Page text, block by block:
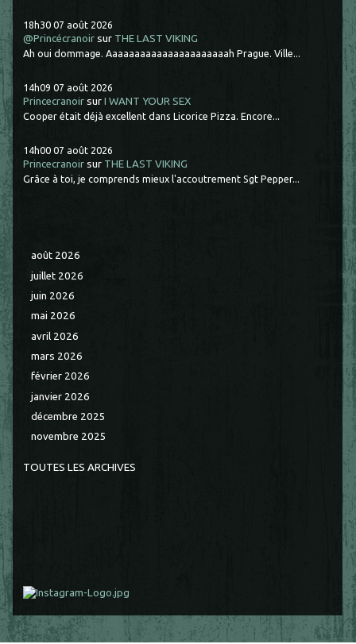
18h30 07 août 2026
@Princécranoir sur THE LAST VIKING
Ah oui dommage. Aaaaaaaaaaaaaaaaaaaaaah Prague. Ville...
14h09 07 août 2026
Princecranoir surI WANT YOUR SEX
Cooper était déjà excellent dans Licorice Pizza. Encore...
14h00 07 août 2026
Princecranoir sur THE LAST VIKING
Grâce à toi, je comprends mieux l'accoutrement Sgt Pepper...
août 2026
juillet 2026
juin 2026
mai 2026
avril 2026
mars 2026
février 2026
janvier 2026
décembre 2025
novembre 2025
TOUTES LES ARCHIVES